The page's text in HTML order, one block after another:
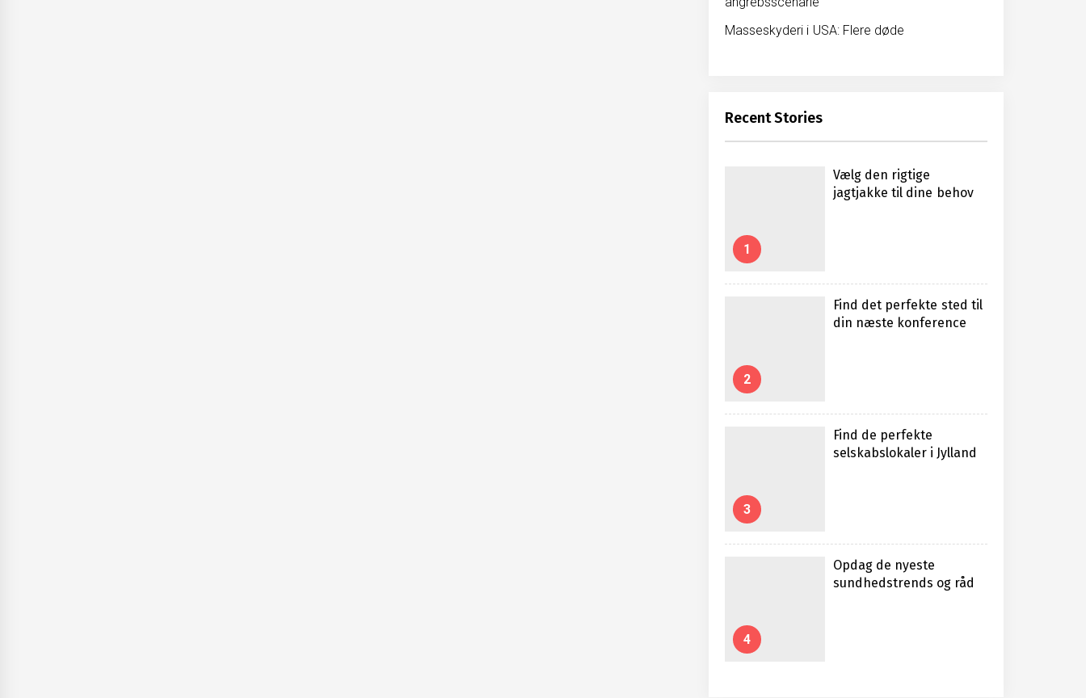
Masseskyderi i USA: Flere døde
Recent Stories
1
Vælg den rigtige
jagtjakke til dine behov
2
Find det perfekte sted til
din næste konference
3
Find de perfekte
selskabslokaler i Jylland
4
Opdag de nyeste
sundhedstrends og råd